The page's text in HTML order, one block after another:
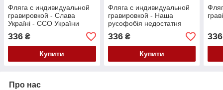
Фляга с индивидуальной
гравировкой - Слава
Україні - ССО України
336 ₴
Купити
Фляга с индивидуальной
гравировкой - Наша
русофобія недостатня
336₴
Купити
336
Про нас